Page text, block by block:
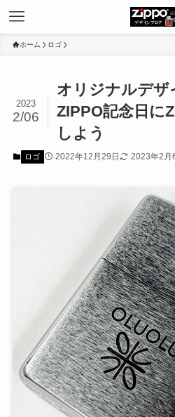
ホーム ロゴ
オリジナルデザ
ZIPPO記念日に
しよう
2023
2/06
ロゴ 2022年12月29日 2023年2月